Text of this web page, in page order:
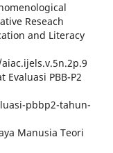
Reseach
and Literacy
Evaluasi PBB-P2
pbbp2-tahun-
Manusia Teori